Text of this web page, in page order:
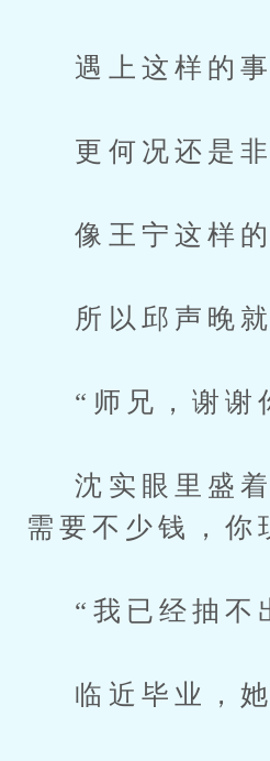
遇上这样的事
更何况还是非
像王宁这样的
所以邱声晚就
“师兄，谢谢
沈实眼里盛着
需要不少钱，你
“我已经抽不
临近毕业，她